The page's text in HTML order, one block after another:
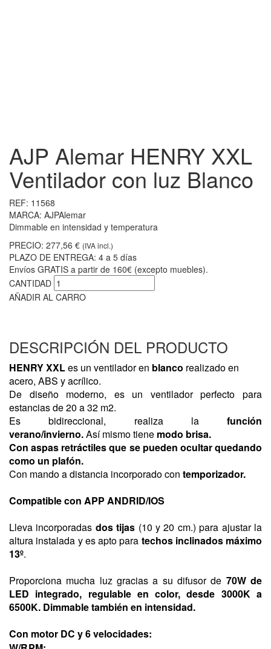
AJP Alemar HENRY XXL
Ventilador con luz Blanco
REF: 11568
MARCA: AJPAlemar
Dimmable en intensidad y temperatura
PRECIO: 277,56 € (IVA incl.)
PLAZO DE ENTREGA: 4 a 5 días
Envíos GRATIS a partir de 160€ (excepto muebles).
CANTIDAD
AÑADIR AL CARRO
DESCRIPCIÓN DEL PRODUCTO
HENRYXXLes un ventilador en blanco realizado en
acero, ABS y acrílico.
De diseño moderno, es un ventilador perfecto para
estancias de 20 a 32 m2.
Es bidireccional, realiza lafunción
verano/invierno.Así mismo tiene modo brisa.
Con aspas retráctiles que se pueden ocultar quedando
como un plafón.
Con mando a distancia incorporado con temporizador.
Compatible con APP ANDRID/IOS
Lleva incorporadas dos tijas (10 y 20 cm.) para ajustar la
altura instalada y es aptopara techos inclinados máximo
13º.
Proporciona mucha luz gracias a su difusor de 70W de
LED integrado, regulable en color, desde 3000K a
6500K. Dimmable también en intensidad.
Con motor DC y 6 velocidades: